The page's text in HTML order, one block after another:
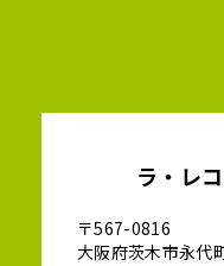
ラ・レ
〒567-0816
大阪府茨木市永代